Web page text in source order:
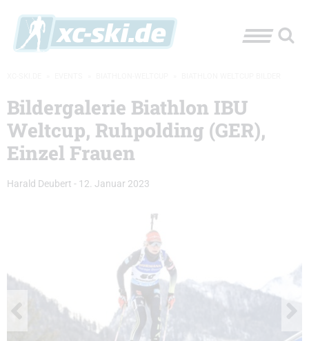
Bildergalerie Biathlon IBU
Weltcup, Ruhpolding (GER),
Einzel Frauen
Harald Deubert - 12. Januar 2023